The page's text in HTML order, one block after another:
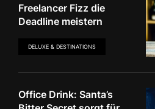
Freelancer Fizz die
Deadline meistern
DELUXE & DESTINATIONS
Office Drink: Santa’s